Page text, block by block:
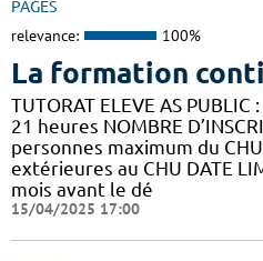
PAGES
relevance: 100%
La formation
TUTORAT ELEVE AS
21 heures NOMBRE
personnes maximum du
extérieures au CHU DATE
mois avant le dé
15/04/2025 17:00